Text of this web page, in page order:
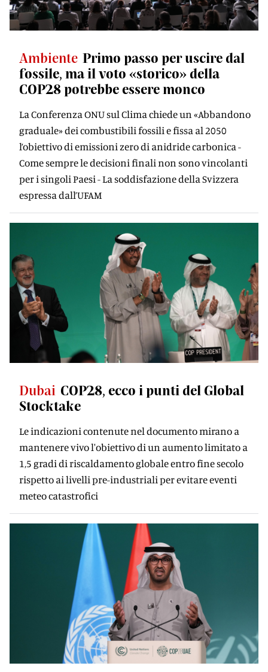
Ambiente Primo passo per uscire dal
fossile, ma il voto «storico» della
COP28 potrebbe essere monco
La Conferenza ONU sul Clima chiede un «Abbandono
graduale» dei combustibili fossili e fissa al 2050
l’obiettivo di emissioni zero di anidride carbonica -
Come sempre le decisioni finali non sono vincolanti
per i singoli Paesi - La soddisfazione della Svizzera
espressa dall’UFAM
Dubai COP28, ecco i punti del Global
Stocktake
Le indicazioni contenute nel documento mirano a
mantenere vivo l'obiettivo di un aumento limitato a
1,5 gradi di riscaldamento globale entro fine secolo
rispetto ai livelli pre-industriali per evitare eventi
meteo catastrofici